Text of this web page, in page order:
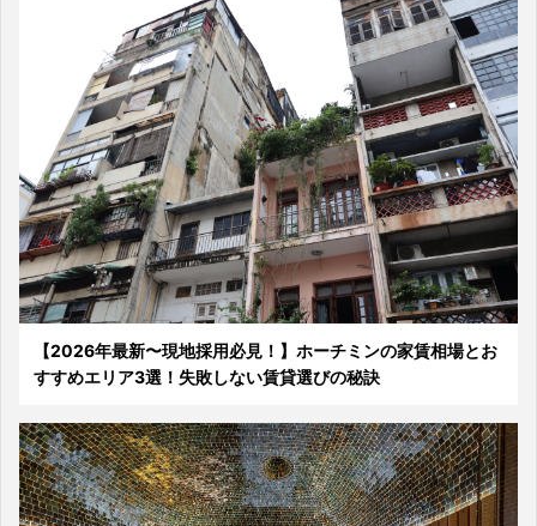
【2026年最新〜現地採用必見！】ホーチミンの家賃相場とお
すすめエリア3選！失敗しない賃貸選びの秘訣